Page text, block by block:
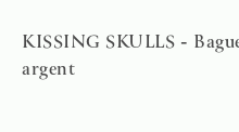
KISSING SKULLS -
argent